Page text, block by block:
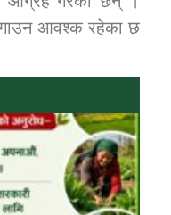
आवश्क रहेका छ